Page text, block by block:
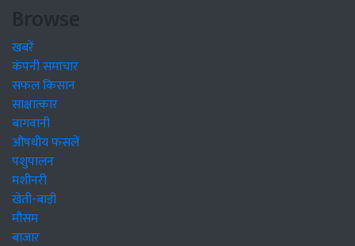
Browse
खबरें
कंपनी समाचार
सफल किसान
साक्षात्कार
बागवानी
औषधीय फसलें
पशुपालन
मशीनरी
खेती-बाड़ी
मौसम
बाजार